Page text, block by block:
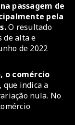
passagem de
pela
O resultado
de alta e
de 2022
o comércio
que indica a
nula. No